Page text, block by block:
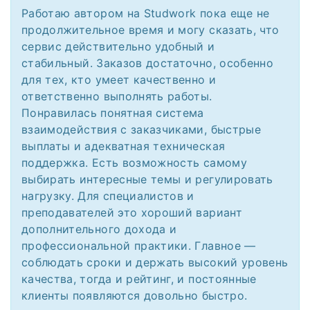
Работаю автором на Studwork пока еще не
продолжительное время и могу сказать, что
сервис действительно удобный и
стабильный. Заказов достаточно, особенно
для тех, кто умеет качественно и
ответственно выполнять работы.
Понравилась понятная система
взаимодействия с заказчиками, быстрые
выплаты и адекватная техническая
поддержка. Есть возможность самому
выбирать интересные темы и регулировать
нагрузку. Для специалистов и
преподавателей это хороший вариант
дополнительного дохода и
профессиональной практики. Главное —
соблюдать сроки и держать высокий уровень
качества, тогда и рейтинг, и постоянные
клиенты появляются довольно быстро.